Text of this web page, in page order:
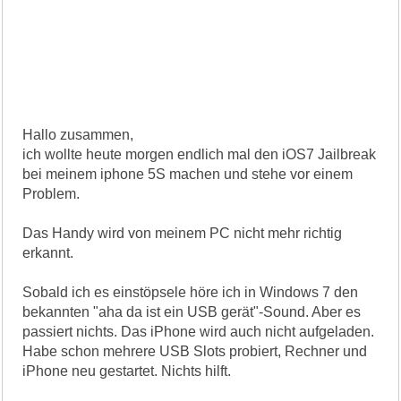
Hallo zusammen,
ich wollte heute morgen endlich mal den iOS7 Jailbreak
bei meinem iphone 5S machen und stehe vor einem
Problem.
Das Handy wird von meinem PC nicht mehr richtig
erkannt.
Sobald ich es einstöpsele höre ich in Windows 7 den
bekannten "aha da ist ein USB gerät"-Sound. Aber es
passiert nichts. Das iPhone wird auch nicht aufgeladen.
Habe schon mehrere USB Slots probiert, Rechner und
iPhone neu gestartet. Nichts hilft.